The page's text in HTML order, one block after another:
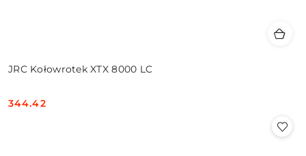
JRC Kołowrotek XTX 8000 LC
Cena:
344.42